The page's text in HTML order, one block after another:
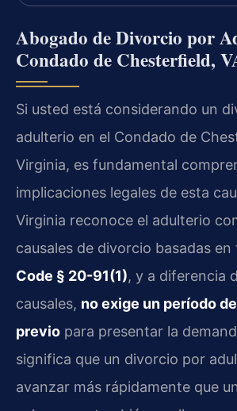
Abogado de Divorcio por
Condado de Chesterfield,
Si usted está considerando un
adulterio en el Condado de
Virginia, es fundamental
implicaciones legales de esta
Virginia reconoce el adulterio
causales de divorcio basadas en
Code § 20-91(1), y a diferencia
causales, no exige un período
previo para presentar la
significa que un divorcio por
avanzar más rápidamente que